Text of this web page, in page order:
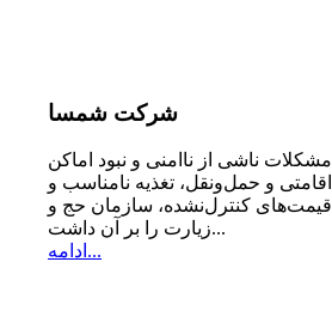
شرکت شمسا
مشكلات ناشی از ناامنی و نبود اماكن
اقامتی و حمل‌ونقل، تغذیه‌ نامناسب و
قیمت‌های كنترل‌نشده، سازمان حج و
زیارت را بر آن داشت...
ادامه...